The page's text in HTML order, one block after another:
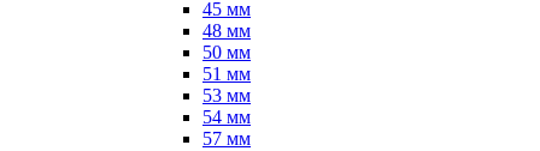
45 мм
48 мм
50 мм
51 мм
53 мм
54 мм
57 мм